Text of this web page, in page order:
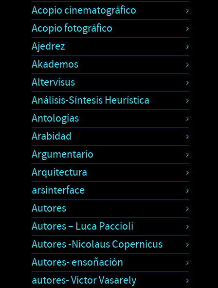
Acopio cinematográfico
Acopio fotográfico
Ajedrez
Akademos
Altervisus
Análisis-Síntesis Heurística
Antologías
Arabidad
Argumentario
Arquitectura
arsinterface
Autores
Autores – Luca Paccioli
Autores -Nicolaus Copernicus
Autores- ensoñación
autores- Victor Vasarely